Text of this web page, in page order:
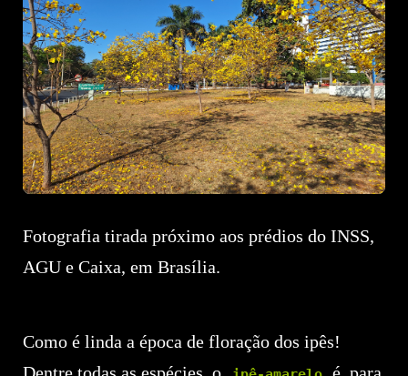
Fotografia tirada próximo aos prédios do INSS,
AGU e Caixa, em Brasília.
Como é linda a época de floração dos ipês!